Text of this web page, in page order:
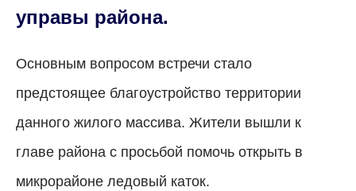
управы района.
Основным вопросом встречи стало
предстоящее благоустройство территории
данного жилого массива. Жители вышли к
главе района с просьбой помочь открыть в
микрорайоне ледовый каток.